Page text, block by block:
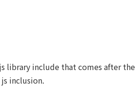
P library include that comes after the
inclusion.